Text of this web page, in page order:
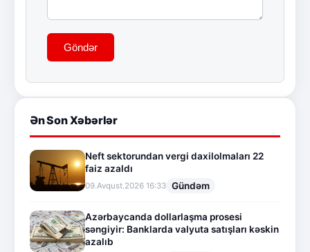
Göndər
Ən Son Xəbərlər
Neft sektorundan vergi daxilolmaları 22
faiz azaldı
09.Avqust.2026 16:33 Gündəm
Azərbaycanda dollarlaşma prosesi
səngiyir: Banklarda valyuta satışları kəskin
azalıb